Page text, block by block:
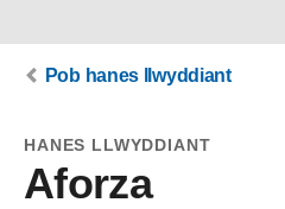
Pob hanes llwyddiant
HANES LLWYDDIANT
Aforza